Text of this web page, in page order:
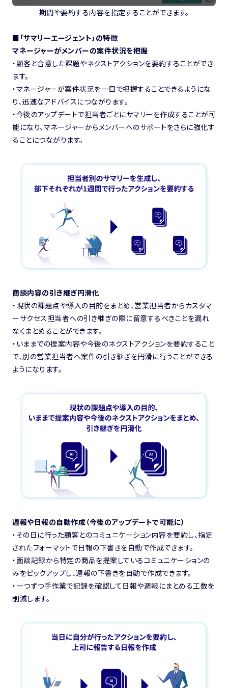
期間や要約する内容を指定することができます。
■「サマリーエージェント」の特徴
マネージャーがメンバーの案件状況を把握
・顧客と合意した課題やネクストアクションを要約することができ
ます。
・マネージャーが案件状況を一目で把握することできるようにな
り、迅速なアドバイスにつながります。
・今後のアップデートで担当者ごとにサマリーを作成することが可
能になり、マネージャーからメンバーへのサポートをさらに強化す
ることにつながります。
商談内容の引き継ぎ円滑化
・現状の課題点や導入の目的をまとめ、営業担当者からカスタマ
ーサクセス担当者への引き継ぎの際に留意するべきことを漏れ
なくまとめることができます。
・いままでの提案内容や今後のネクストアクションを要約すること
で、別の営業担当者へ案件の引き継ぎを円滑に行うことができる
ようになります。
週報や日報の自動作成（今後のアップデートで可能に）
・その日に行った顧客とのコミュニケーション内容を要約し、指定
されたフォーマットで日報の下書きを自動で作成できます。
・面談記録から特定の商品を提案しているコミュニケーションの
みをピックアップし、週報の下書きを自動で作成できます。
・一つずつ手作業で記録を確認して日報や週報にまとめる工数を
削減します。